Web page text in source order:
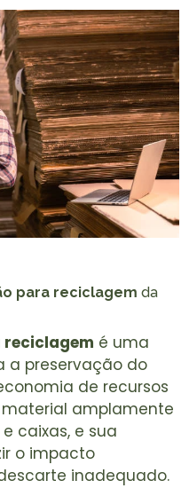
para reciclagem da
reciclagem é uma
a preservação do
de recursos
amplamente
caixas, e sua
o impacto
inadequado.